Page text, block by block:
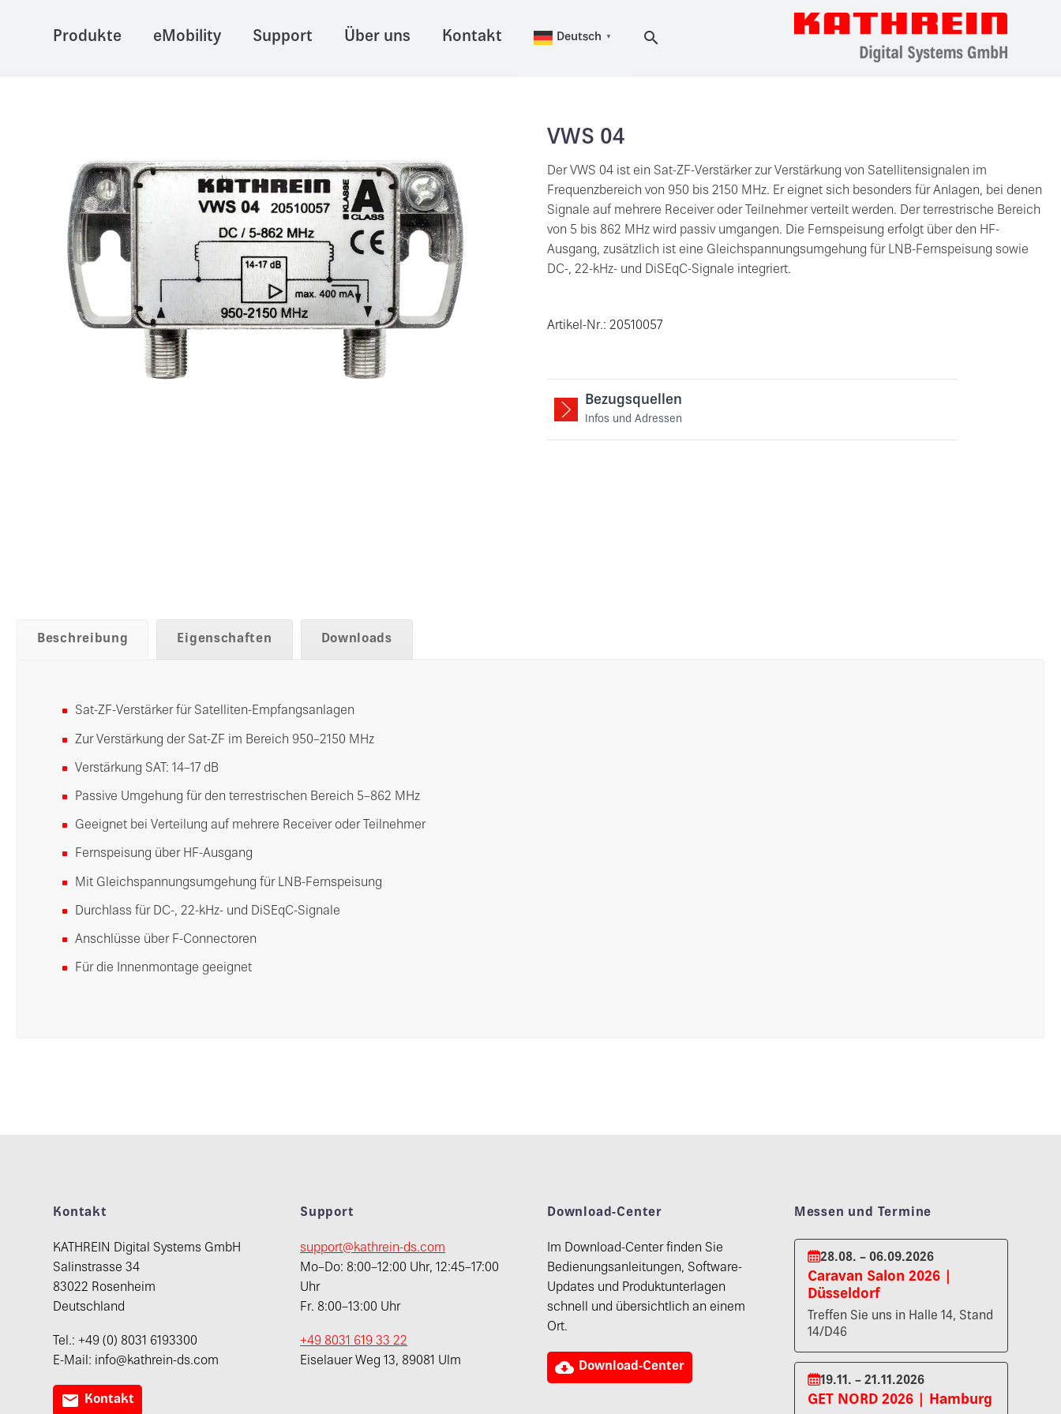
Produkte eMobility Support Über uns Kontakt Deutsch ▼
VWS 04
Der VWS 04 ist ein Sat-ZF-Verstärker zur Verstärkung von Satellitensignalen im
Frequenzbereich von 950 bis 2150 MHz. Er eignet sich besonders für Anlagen, bei denen
Signale auf mehrere Receiver oder Teilnehmer verteilt werden. Der terrestrische Bereich
von 5 bis 862 MHz wird passiv umgangen. Die Fernspeisung erfolgt über den HF-
Ausgang, zusätzlich ist eine Gleichspannungsumgehung für LNB-Fernspeisung sowie
DC-, 22-kHz- und DiSEqC-Signale integriert.
Artikel-Nr.: 20510057
Bezugsquellen
Infos und Adressen
Beschreibung Eigenschaften Downloads
Sat-ZF-Verstärker für Satelliten-Empfangsanlagen
Zur Verstärkung der Sat-ZF im Bereich 950–2150 MHz
Verstärkung SAT: 14–17 dB
Passive Umgehung für den terrestrischen Bereich 5–862 MHz
Geeignet bei Verteilung auf mehrere Receiver oder Teilnehmer
Fernspeisung über HF-Ausgang
Mit Gleichspannungsumgehung für LNB-Fernspeisung
Durchlass für DC-, 22-kHz- und DiSEqC-Signale
Anschlüsse über F-Connectoren
Für die Innenmontage geeignet
Kontakt
KATHREIN Digital Systems GmbH
Salinstrasse 34
83022 Rosenheim
Deutschland
Tel.: +49 (0) 8031 6193300
E-Mail: info@kathrein-ds.com
 Kontakt
Support
support@kathrein-ds.com
Mo–Do: 8:00–12:00 Uhr, 12:45–17:00
Uhr
Fr. 8:00–13:00 Uhr
+49 8031 619 33 22
Eiselauer Weg 13, 89081 Ulm
Download-Center
Im Download-Center finden Sie
Bedienungsanleitungen, Software-
Updates und Produktunterlagen
schnell und übersichtlich an einem
Ort.
 Download-Center
Messen und Termine
28.08. – 06.09.2026
Caravan Salon 2026 |
Düsseldorf
Treffen Sie uns in Halle 14, Stand
14/D46
19.11. – 21.11.2026
GET NORD 2026 | Hamburg